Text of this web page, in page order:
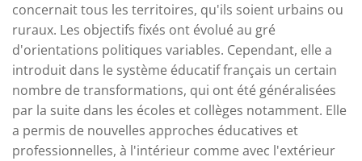
concernait tous les territoires, qu'ils soient urbains ou
ruraux. Les objectifs fixés ont évolué au gré
d'orientations politiques variables. Cependant, elle a
introduit dans le système éducatif français un certain
nombre de transformations, qui ont été généralisées
par la suite dans les écoles et collèges notamment. Elle
a permis de nouvelles approches éducatives et
professionnelles, à l'intérieur comme avec l'extérieur